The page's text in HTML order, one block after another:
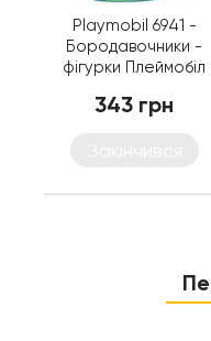
Playmobil 6941 -
Бородавочники -
фігурки Плеймобіл
343 грн